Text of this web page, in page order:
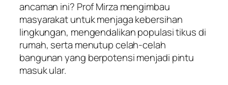
ancaman ini? Prof Mirza mengimbau
masyarakat untuk menjaga kebersihan
lingkungan, mengendalikan populasi tikus di
rumah, serta menutup celah-celah
bangunan yang berpotensi menjadi pintu
masuk ular.